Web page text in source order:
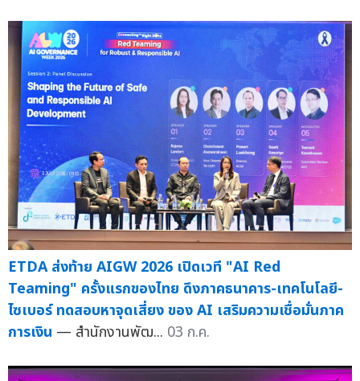
ETDA ส่งท้าย AIGW 2026 เปิดเวที "AI Red
Teaming" ครั้งแรกของไทย ดึงภาคธนาคาร-เทคโนโลยี-
ไซเบอร์ ทดสอบหาจุดเสี่ยง ของ AI เสริมความเชื่อมั่นภาค
การเงิน — สำนักงานพัฒ... 03 ก.ค.